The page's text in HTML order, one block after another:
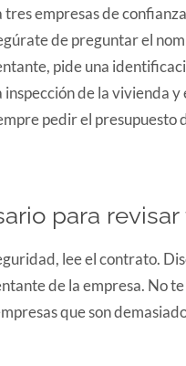
empresas de
de preguntar el
pide una
de la vivienda
pedir el presupuesto
para
lee el contrato.
de la empresa. No
que son